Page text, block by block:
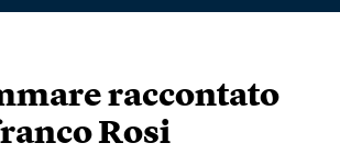
raccontato
Rosi